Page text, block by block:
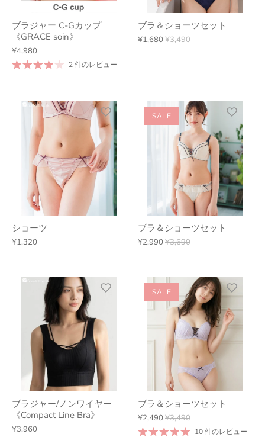
ブラジャー C-Gカップ
《GRACE soin》
¥4,980
2 件のレビュー
ブラ＆ショーツセット
¥1,680 ¥3,490
ショーツ
¥1,320
SALE
ブラ＆ショーツセット
¥2,990 ¥3,690
ブラジャー/ノンワイヤー
《Compact Line Bra》
¥3,960
SALE
ブラ＆ショーツセット
¥2,490 ¥3,490
10 件のレビュー